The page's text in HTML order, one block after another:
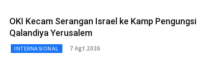
OKI Kecam Serangan Israel ke Kamp Pengungsi
Qalandiya Yerusalem
INTERNASIONAL 7 Agt 2026